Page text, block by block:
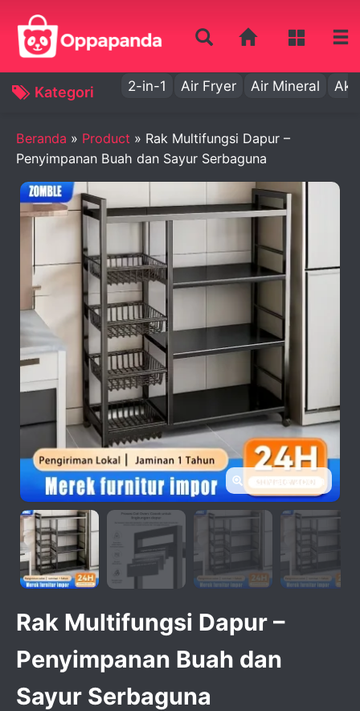
Kategori 2-in-1 Air Fryer Air Mineral Aki
Beranda » Product » Rak Multifungsi Dapur –
Penyimpanan Buah dan Sayur Serbaguna
activate zoom
Rak Multifungsi Dapur –
Penyimpanan Buah dan
Sayur Serbaguna